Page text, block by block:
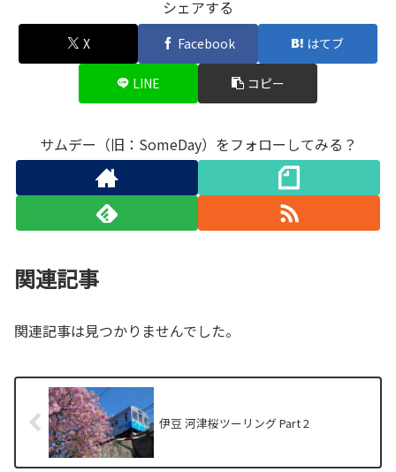
シェアする
X Facebook はてブ
LINE コピー
サムデー（旧：SomeDay）をフォローしてみる？
関連記事
関連記事は見つかりませんでした。
伊豆 河津桜ツーリング Part 2